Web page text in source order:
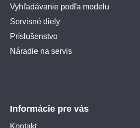
Vyhľadávanie podľa modelu
Servisné diely
Príslušenstvo
Náradie na servis
Informácie pre vás
Kontakt